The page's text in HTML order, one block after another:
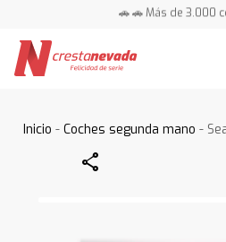
🚗 🚗 Más de 3.000
Inicio -Coches segunda mano -
Share